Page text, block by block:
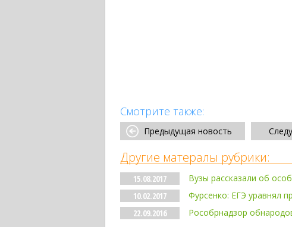
Смотрите также:
Предыдущая новость
Другие матералы рубрики:
15.08.2017
Вузы рассказали об
10.02.2017
Фурсенко: ЕГЭ уравнял
22.09.2016
Рособрнадзор